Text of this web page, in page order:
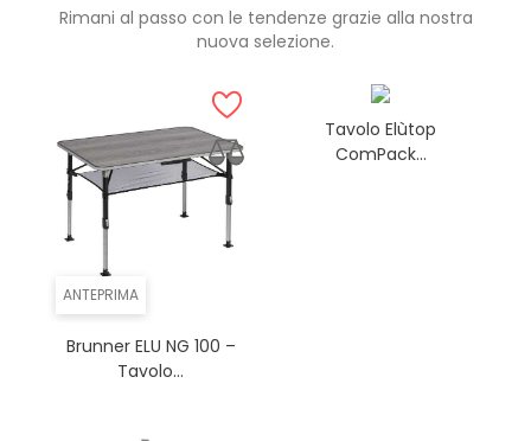
Rimani al passo con le tendenze grazie alla nostra
nuova selezione.
ANTEPRIMA
Brunner ELU NG 100 –
Tavolo...
Tavolo Elùtop
ComPack...